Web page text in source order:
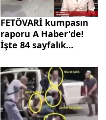
FETÖVARİ kumpasın
raporu A Haber'de!
İşte 84 sayfalık
detaylar